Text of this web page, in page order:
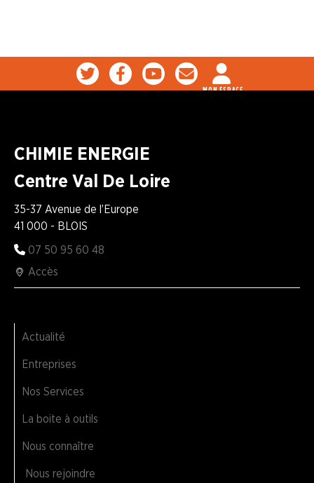
MON ESPACE
CHIMIE ENERGIE
Centre Val De Loire
35-37 Avenue de l’Europe
41 000 - BLOIS
07 50 95 60 48
Accès
Actualité
Entreprises
Nos Services
La boite à outils
Nous connaître
Nous rejoindre